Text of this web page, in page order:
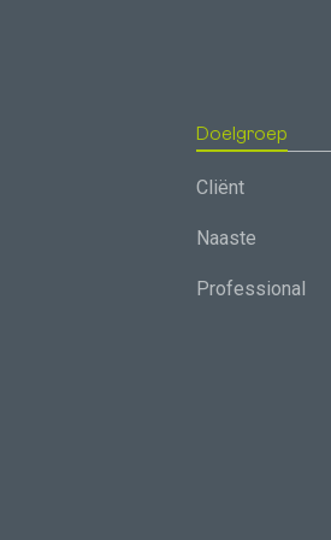
Doelgroep
Cliënt
Naaste
Professional